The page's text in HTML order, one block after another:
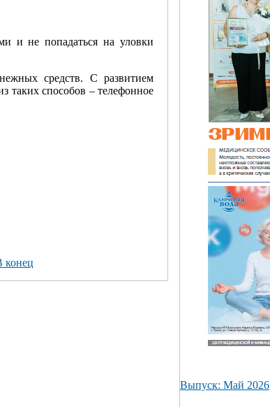
Выпуск: Май 2026
и не попадаться на уловки
средств. С развитием
таких способов – телефонное
конец